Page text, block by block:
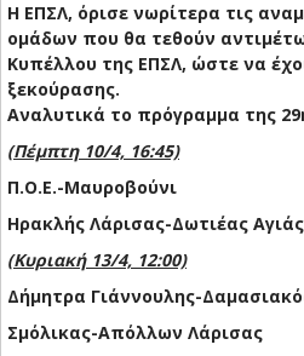
Η ΕΠΣΛ, όρισε νωρίτερα τις
ομάδων που θα τεθούν
Κυπέλλου της ΕΠΣΛ, ώστε να
ξεκούρασης.
Αναλυτικά το πρόγραμμα της
(Πέμπτη 10/4, 16:45)
Π.Ο.Ε.-Μαυροβούνι
Ηρακλής Λάρισας-Δωτιέας Αγιάς
(Κυριακή 13/4, 12:00)
Δήμητρα Γιάννουλης-
Σμόλικας-Απόλλων Λάρισας